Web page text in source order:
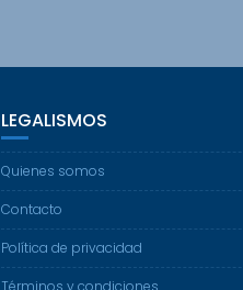
LEGALISMOS
Quienes somos
Contacto
Política de privacidad
Términos y condiciones